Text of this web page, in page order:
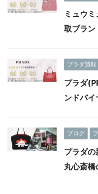
ミュウ
取ブラン
プラダ買取
プラダ
ンドバイ
ブログ
プラダ
丸心斎橋